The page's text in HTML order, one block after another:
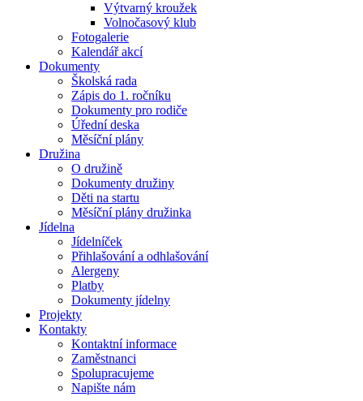
Výtvarný kroužek
Volnočasový klub
Fotogalerie
Kalendář akcí
Dokumenty
Školská rada
Zápis do 1. ročníku
Dokumenty pro rodiče
Úřední deska
Měsíční plány
Družina
O družině
Dokumenty družiny
Děti na startu
Měsíční plány družinka
Jídelna
Jídelníček
Přihlašování a odhlašování
Alergeny
Platby
Dokumenty jídelny
Projekty
Kontakty
Kontaktní informace
Zaměstnanci
Spolupracujeme
Napište nám